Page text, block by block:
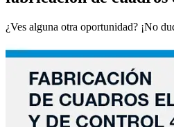
¿Ves alguna otra oportunidad? ¡No